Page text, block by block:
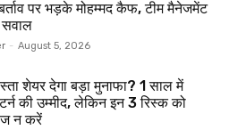
पर भड़के मोहम्मद कैफ, टीम मैनेजमेंट
सवाल
- August 5, 2026
शेयर देगा बड़ा मुनाफा? 1 साल में
की उम्मीद, लेकिन इन 3 रिस्क को
न करें